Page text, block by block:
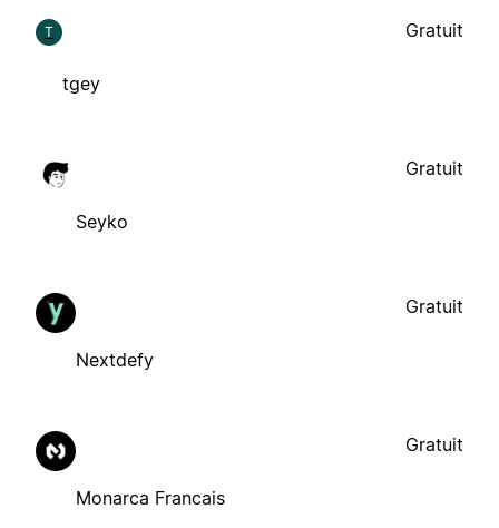
T
tgey
Gratuit
Seyko
Gratuit
Nextdefy
Gratuit
Monarca Francais
Gratuit